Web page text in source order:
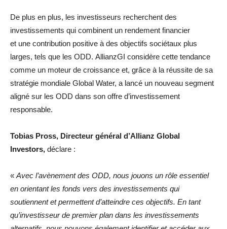
De plus en plus, les investisseurs recherchent des
investissements qui combinent un rendement financier
et une contribution positive à des objectifs sociétaux plus
larges, tels que les ODD. AllianzGI considère cette tendance
comme un moteur de croissance et, grâce à la réussite de sa
stratégie mondiale Global Water, a lancé un nouveau segment
aligné sur les ODD dans son offre d’investissement
responsable.
Tobias Pross, Directeur général d’Allianz Global
Investors, déclare :
« Avec l’avènement des ODD, nous jouons un rôle essentiel
en orientant les fonds vers des investissements qui
soutiennent et permettent d’atteindre ces objectifs. En tant
qu’investisseur de premier plan dans les investissements